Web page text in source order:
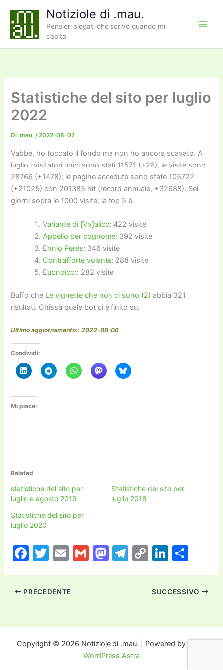
contenuto
Notiziole di .mau.
Pensieri slegati che scrivo quando mi
capita
Statistiche del sito per luglio
2022
Di .mau./2022-08-07
Vabbè, ho toccato il fondo ma non ho ancora scavato. A
luglio i visitatori unici sono stati 11571 (+26), le visite sono
28766 (+1478); le pagine accedute sono state 105722
(+21025) con 201385 hit (record annuale, +32688). Sei
giorni sopra le 1000 visite: la top 5 è
Variante di [Vv]alico: 422 visite
Appello per cognome: 392 visite
Ennio Peres: 346 visite
Contrafforte volante: 288 visite
Eupnoico:: 282 visite
Buffo che Le vignette che non ci sono (2) abbia 321
risultati. Chissà quale bot ci è finito su.
Ultimo aggiornamento:: 2022-08-06
Condividi:
Mi piace:
Related
statistiche del sito per
luglio e agosto 2019
Statistiche del sito per
luglio 2018
Statistiche del sito per
luglio 2020
F
c
e
o
o
T
itt
er
E
ai
l
G
M
o
n
T
m
C
p
y
n
k
Li
k
e
n
n
di
di
PRECEDENTE SUCCESSIVO
Copyright © 2026 Notiziole di .mau. | Powered by Tema
WordPress Astra